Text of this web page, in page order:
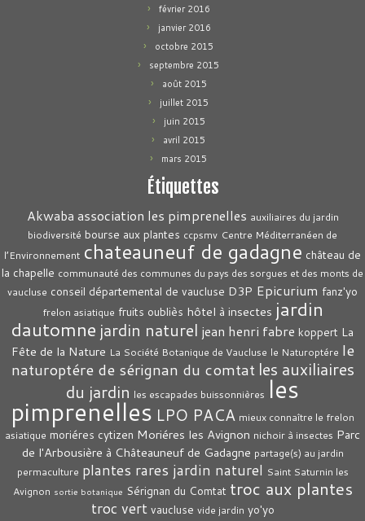
février 2016
janvier 2016
octobre 2015
septembre 2015
août 2015
juillet 2015
juin 2015
avril 2015
mars 2015
Étiquettes
Akwaba association les pimprenelles auxiliaires du jardin
biodiversité bourse aux plantes ccpsmv Centre Méditerranéen de
l’Environnement chateauneuf de gadagne château de
la chapelle communauté des communes du pays des sorgues et des monts de
vaucluse conseil départemental de vaucluse D3P Epicurium fanz'yo
frelon asiatique fruits oubliès hôtel à insectes jardin
dautomne jardin naturel jean henri fabre koppert La
Fête de la Nature La Société Botanique de Vaucluse le Naturoptére le
naturoptére de sérignan du comtat les auxiliaires
du jardin les escapades buissonnières les
pimprenelles LPO PACA mieux connaître le frelon
asiatique moriéres cytizen Moriéres les Avignon nichoir à insectes Parc
de l'Arbousière à Châteauneuf de Gadagne partage(s) au jardin
permaculture plantes rares jardin naturel Saint Saturnin les
Avignon sortie botanique Sérignan du Comtat troc aux plantes
troc vert vaucluse vide jardin yo'yo